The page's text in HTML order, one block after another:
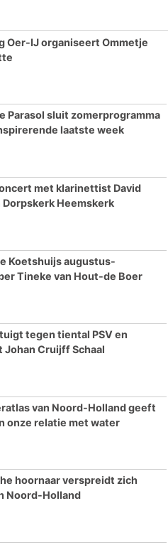
Oer-IJ organiseert Ommetje
Parasol sluit zomerprogramma
laatste week
met klarinettist David
Dorpskerk Heemskerk
Koetshuijs augustus-
Tineke van Hout-de Boer
tegen tiental PSV en
Johan Cruijff Schaal
van Noord-Holland geeft
onze relatie met water
hoornaar verspreidt zich
Noord-Holland